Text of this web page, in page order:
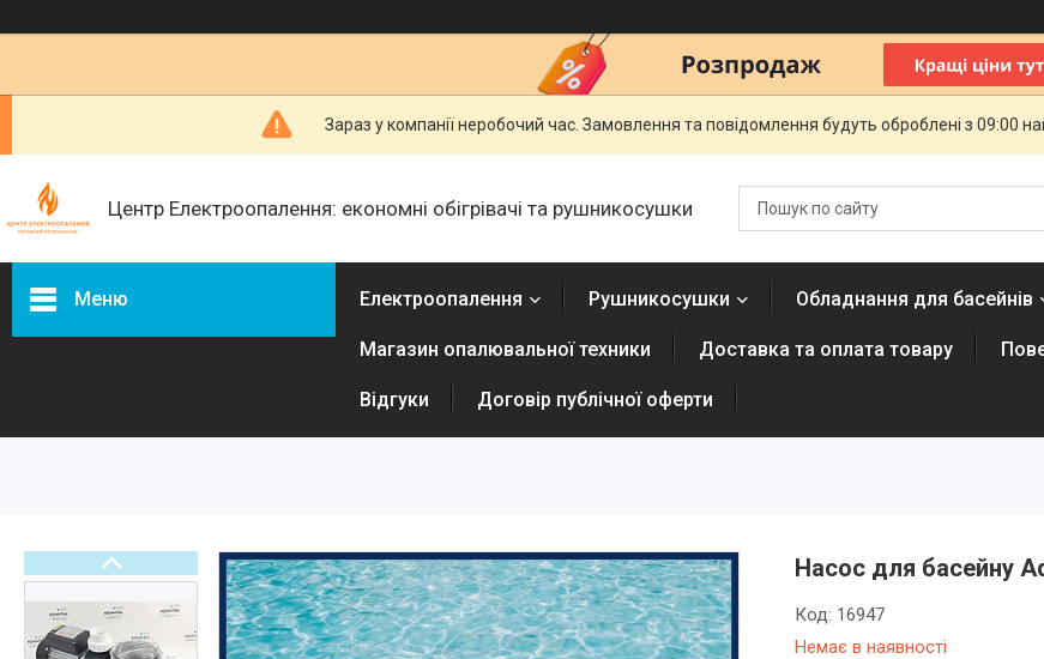
Зараз у компанії неробочий час. Замовлення та повідомлення будуть оброблені з 09:00
Центр Електроопалення: економні обігрівачі та рушникосушки
Меню
Електричні рушникосушки
Тепла електрична підлога
Електроопалення Рушникосушки Обладнання для басейнів
Магазин опалювальної техники Доставка та оплата товару
Відгуки Договір публічної оферти
Насос для басейну
Немає в наявності
Код: 16947